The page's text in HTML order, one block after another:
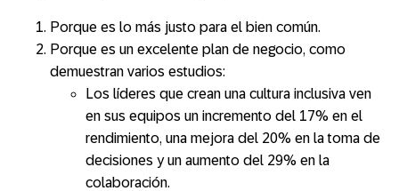
Porque es lo más justo para el bien común.
Porque es un excelente plan de negocio, como
demuestran varios estudios:
Los líderes que crean una cultura inclusiva ven
en sus equipos un incremento del 17% en el
rendimiento, una mejora del 20% en la toma de
decisiones y un aumento del 29% en la
colaboración.